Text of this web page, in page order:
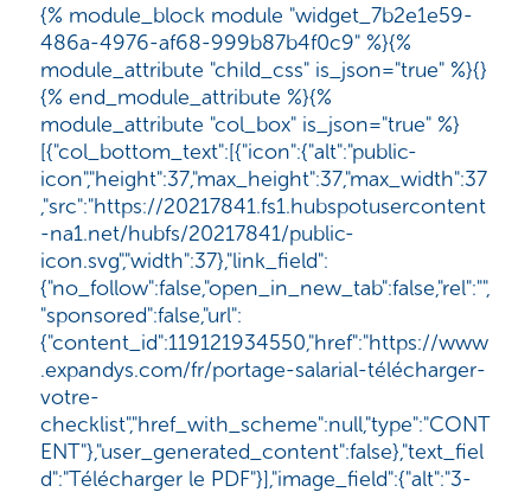
{% module_block module "widget_7b2e1e59-
486a-4976-af68-999b87b4f0c9" %}{%
module_attribute "child_css" is_json="true" %}{}
{% end_module_attribute %}{%
module_attribute "col_box" is_json="true" %}
[{"col_bottom_text":[{"icon":{"alt":"public-
icon","height":37,"max_height":37,"max_width":37
,"src":"https://20217841.fs1.hubspotusercontent
-na1.net/hubfs/20217841/public-
icon.svg","width":37},"link_field":
{"no_follow":false,"open_in_new_tab":false,"rel":"",
"sponsored":false,"url":
{"content_id":119121934550,"href":"https://www
.expandys.com/fr/portage-salarial-télécharger-
votre-
checklist","href_with_scheme":null,"type":"CONT
ENT"},"user_generated_content":false},"text_fiel
d":"Télécharger le PDF"}],"image_field":{"alt":"3-